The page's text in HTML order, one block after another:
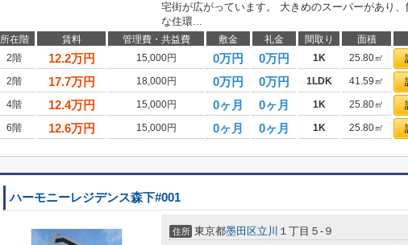
宅街が広がっています。 大きめのスーパーがあり
な住環...
所在階 賃料 管理費・共益費 敷金 礼金 間取り 面積
2階
12.2万円 15,000円 0万円 0万円 1K 25.80㎡
2階
17.7万円 18,000円 0万円 0万円 1LDK 41.59㎡
4階
12.4万円 15,000円 0ヶ月 0ヶ月 1K 25.80㎡
6階
12.6万円 15,000円 0ヶ月 0ヶ月 1K 25.80㎡
ハーモニーレジデンス森下#001
住所 東京都墨田区立川 １丁目５-９